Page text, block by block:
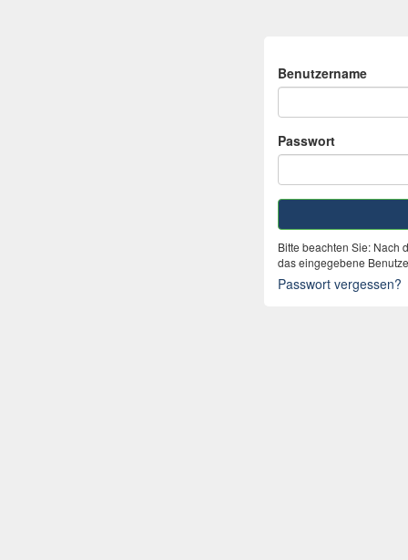
Benutzername
Passwort
Bitte beachten Sie: Nach
das eingegebene
Passwort vergessen?